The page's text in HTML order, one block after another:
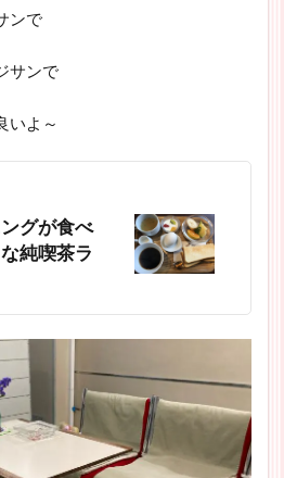
ンで
サンで
いよ～
グが食べ
純喫茶ラ